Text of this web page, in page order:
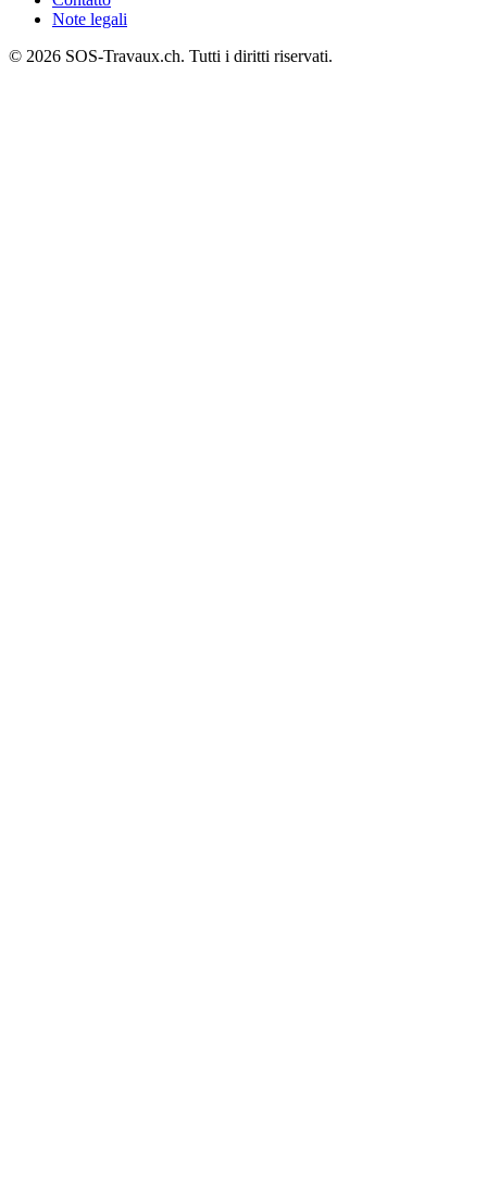
Note legali
© 2026 SOS-Travaux.ch. Tutti i diritti riservati.